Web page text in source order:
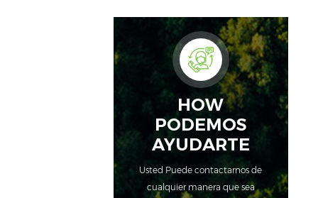
HOW
PODEMOS
AYUDARTE
Usted Puede contactarnos de
cualquier manera que sea